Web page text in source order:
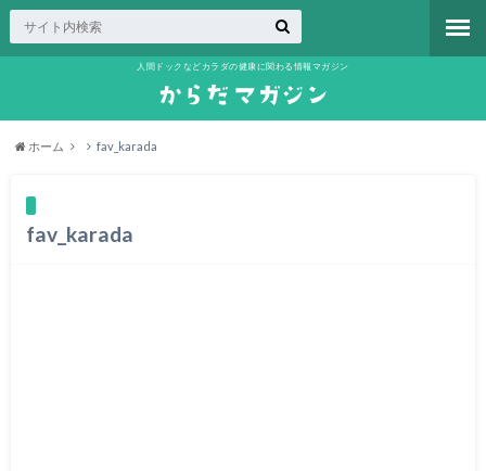
人間ドックなどカラダの健康に関わる情報マガジン
ホーム fav_karada
fav_karada